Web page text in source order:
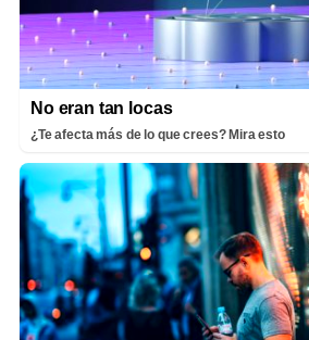
No eran tan locas
¿Te afecta más de lo que crees? Mira esto